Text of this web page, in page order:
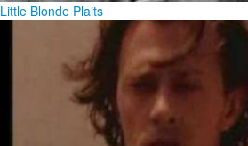
Little Blonde Plaits